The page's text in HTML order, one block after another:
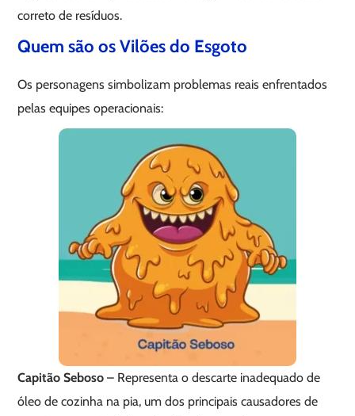
correto de resíduos.
Quem são os Vilões do Esgoto
Os personagens simbolizam problemas reais enfrentados
pelas equipes operacionais:
Capitão Seboso – Representa o descarte inadequado de
óleo de cozinha na pia, um dos principais causadores de